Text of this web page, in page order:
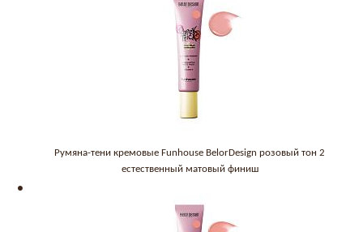
Румяна-тени кремовые Funhouse BelorDesign розовый тон 2
естественный матовый финиш